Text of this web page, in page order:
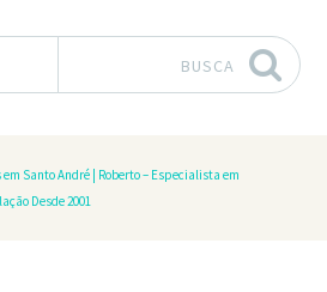
BUSCA
em Santo André | Roberto – Especialista em
Desde 2001